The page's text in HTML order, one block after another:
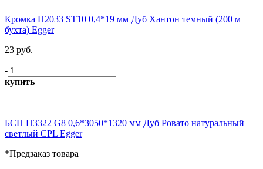
Кромка H2033 ST10 0,4*19 мм Дуб Хантон темный (200 м
бухта) Egger
23 руб.
-
+
купить
БСП H3322 G8 0,6*3050*1320 мм Дуб Ровато натуральный
светлый CPL Egger
*Предзаказ товара